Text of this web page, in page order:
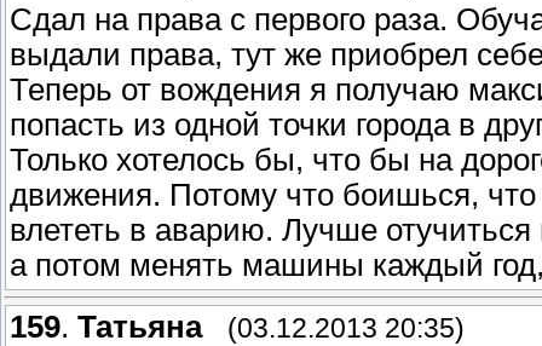
Сдал на права с первого раза.
выдали права, тут же приобрел
Теперь от вождения я получаю
попасть из одной точки города в
Только хотелось бы, что бы на
движения. Потому что боишься,
влететь в аварию. Лучше
а потом менять машины каждый
159. Татьяна (03.12.2013 20:35)